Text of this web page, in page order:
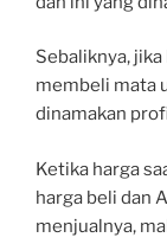
Sebaliknya,
membeli mata
dinamakan
Ketika harga
harga beli dan
menjualnya,